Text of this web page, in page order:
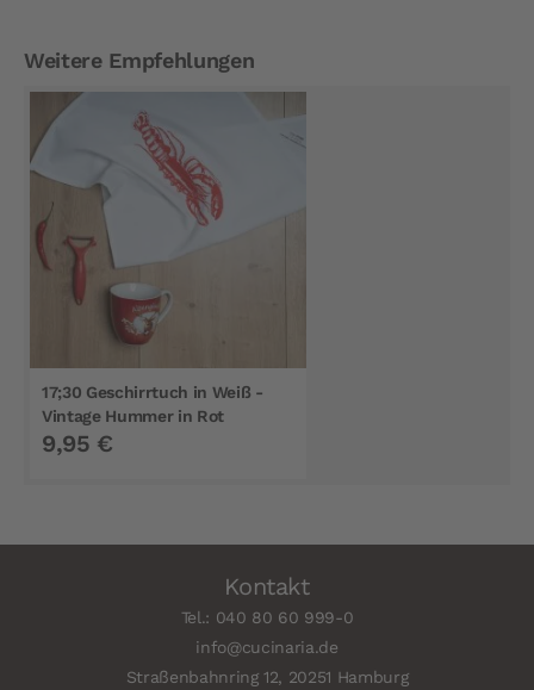
Weitere Empfehlungen
17;30 Geschirrtuch in Weiß -
Vintage Hummer in Rot
9,95 €
Kontakt
Tel.: 040 80 60 999-0
info@cucinaria.de
Straßenbahnring 12, 20251 Hamburg